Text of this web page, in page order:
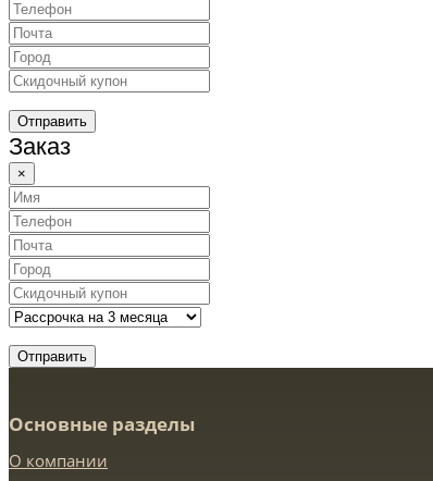
Отправить
Заказ
×
Отправить
Основные разделы
О компании